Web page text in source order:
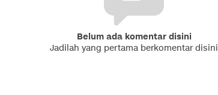
Belum ada komentar disini
Jadilah yang pertama berkomentar disini